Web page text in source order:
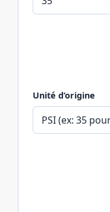
Unité d’origine